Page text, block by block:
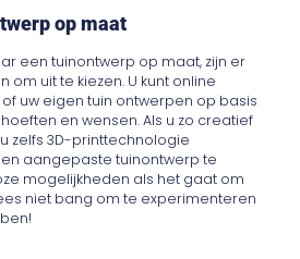
op maat
een tuinontwerp op maat, zijn er
om uit te kiezen. U kunt online
uw eigen tuin ontwerpen op basis
en wensen. Als u zo creatief
zelfs 3D-printtechnologie
aangepaste tuinontwerp te
mogelijkheden als het gaat om
niet bang om te experimenteren